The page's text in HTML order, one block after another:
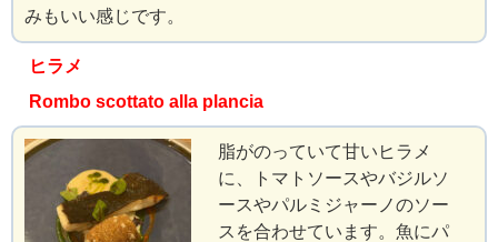
みもいい感じです。
ヒラメ
Rombo scottato alla plancia
脂がのっていて甘いヒラメ
に、トマトソースやバジルソ
ースやパルミジャーノのソー
スを合わせています。魚にパ